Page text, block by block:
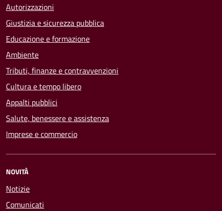
Autorizzazioni
Giustizia e sicurezza pubblica
Educazione e formazione
Ambiente
Tributi, finanze e contravvenzioni
Cultura e tempo libero
Appalti pubblici
Salute, benessere e assistenza
Imprese e commercio
NOVITÀ
Notizie
Comunicati